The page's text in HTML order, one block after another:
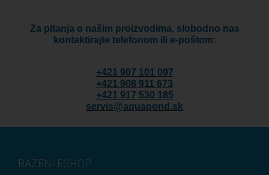
Za pitanja o našim proizvodima, slobodno nas
kontaktirajte telefonom ili e-poštom:
+421 907 101 097
+421 908 911 673
+421 917 530 185
servis@aquapond.sk
BAZENI ESHOP